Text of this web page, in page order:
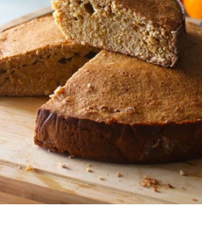
Pasta Dieta
Tips de Cocina